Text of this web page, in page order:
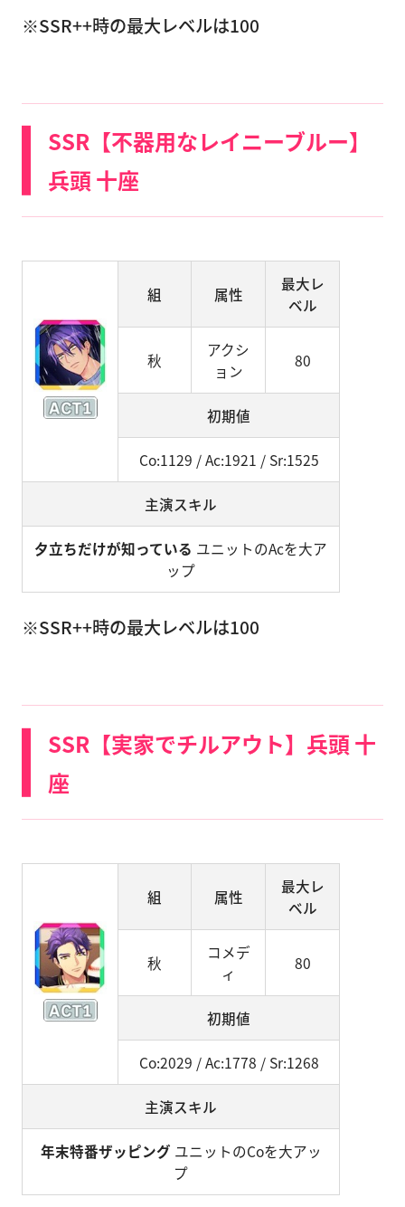
※SSR++時の最大レベルは100
SSR【不器用なレイニーブルー】
兵頭 十座
組 属性
最大レ
ベル
秋
アクシ
ョン
80
初期値
Co:1129 / Ac:1921 / Sr:1525
主演スキル
夕立ちだけが知っている ユニットのAcを大ア
ップ
※SSR++時の最大レベルは100
SSR【実家でチルアウト】兵頭 十
座
組 属性
最大レ
ベル
秋
コメデ
ィ
80
初期値
Co:2029 / Ac:1778 / Sr:1268
主演スキル
年末特番ザッピング ユニットのCoを大アッ
プ